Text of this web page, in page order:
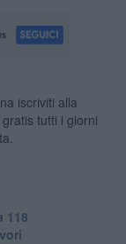
iscriviti alla
tutti i giorni
118